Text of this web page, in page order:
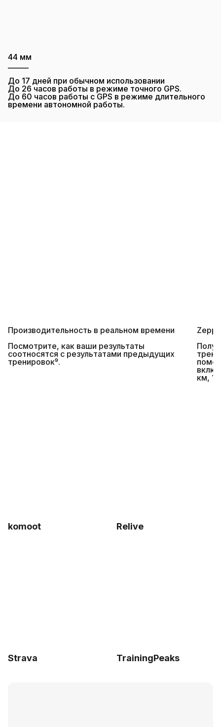
44 мм
До 17 дней при обычном использовании
До 26 часов работы в режиме точного GPS.
До 60 часов работы с GPS в режиме длительного
времени автономной работы.
Производительность в реальном времени
Посмотрите, как ваши результаты
соотносятся с результатами предыдущих
тренировок⁹.
Zepp
км,
komoot Relive
Strava TrainingPeaks